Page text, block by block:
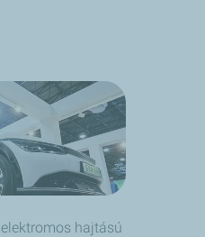
hajtású